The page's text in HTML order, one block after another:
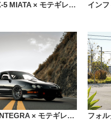
マツダ MX-5 MIATA × モテギレーシング MR156 S12 15インチ
アキュラ INTEGRA × モテギレーシング MR156 S12 15インチ